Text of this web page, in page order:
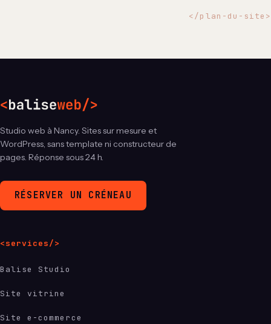
</plan-du-site >
Studio web à Nancy. Sites sur mesure et
WordPress, sans template ni constructeur de
pages. Réponse sous 24 h.
RÉSERVER UN CRÉNEAU
<services/>
Balise Studio
Site vitrine
Site e-commerce